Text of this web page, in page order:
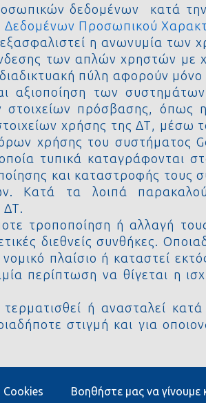
δεδομένων κατά
Δεδομένων Προσωπικού
η ανωνυμία των
των απλών χρηστών με
πύλη αφορούν
των συστημάτων
πρόσβασης, όπως
χρήσης της ΔΤ, μέσω
χρήσης του συστήματος
τυπικά καταγράφονται
και καταστροφής τους
Κατά τα λοιπά
ΔΤ.
τροποποίηση ή αλλαγή τους
διεθνείς συνθήκες.
πλαίσιο ή καταστεί
περίπτωση να θίγεται η
ή ανασταλεί κατά
στιγμή και για
Cookies Βοηθήστε μας να γίνουμε